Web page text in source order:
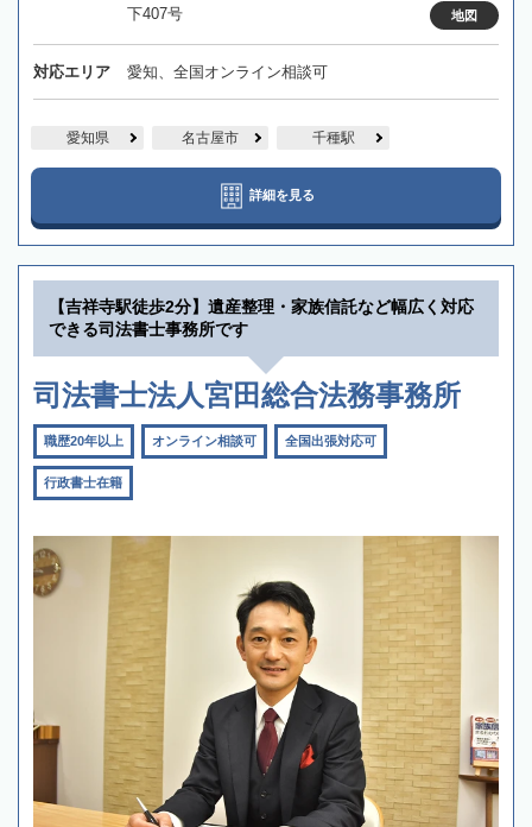
下407号
地図
対応エリア 愛知、全国オンライン相談可
愛知県 名古屋市 千種駅
詳細を見る
【吉祥寺駅徒歩2分】遺産整理・家族信託など幅広く対応
できる司法書士事務所です
司法書士法人宮田総合法務事務所
職歴20年以上 オンライン相談可 全国出張対応可
行政書士在籍